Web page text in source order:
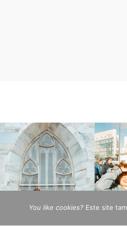
You like cookies? Este site